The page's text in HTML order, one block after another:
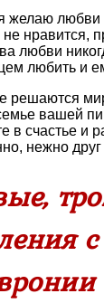
желаю любви
нравится,
любви
любить и
решаются
вашей
в счастье и
нежно друг